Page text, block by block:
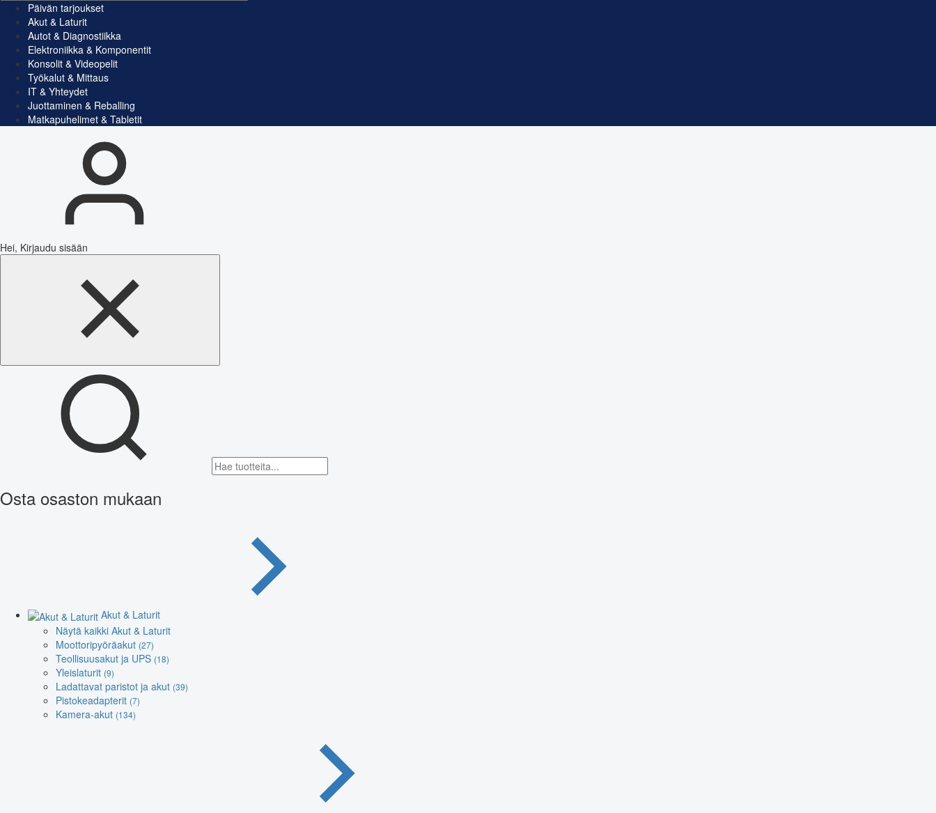
Päivän tarjoukset
Akut & Laturit
Autot & Diagnostiikka
Elektroniikka & Komponentit
Konsolit & Videopelit
Työkalut & Mittaus
IT & Yhteydet
Juottaminen & Reballing
Matkapuhelimet & Tabletit
Hei, Kirjaudu sisään
Osta osaston mukaan
Akut & Laturit
Näytä kaikki Akut & Laturit
Moottoripyöräakut (27)
Teollisuusakut ja UPS (18)
Yleislaturit (9)
Ladattavat paristot ja akut (39)
Pistokeadapterit (7)
Kamera-akut (134)